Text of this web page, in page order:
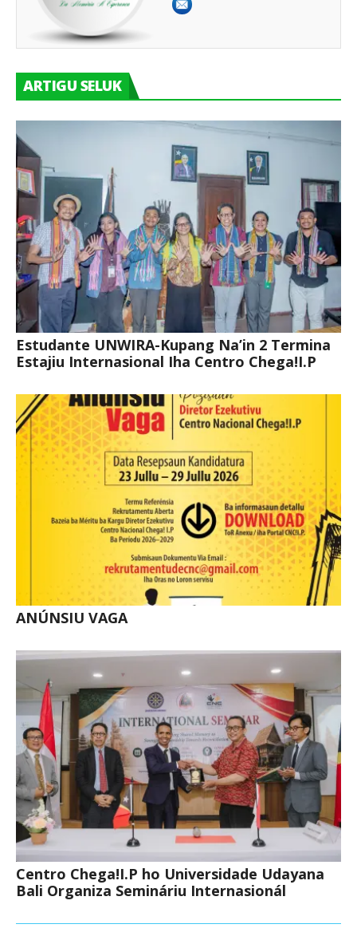
ARTIGU SELUK
Estudante UNWIRA-Kupang Na’in 2 Termina
Estajiu Internasional Iha Centro Chega!I.P
ANÚNSIU VAGA
Centro Chega!I.P ho Universidade Udayana
Bali Organiza Semináriu Internasionál